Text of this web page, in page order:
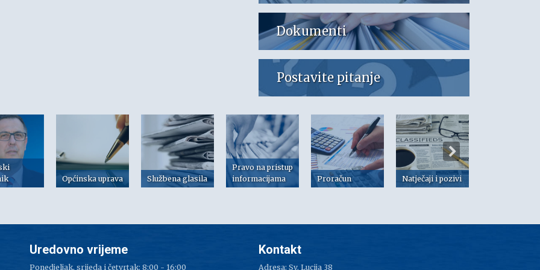
Dokumenti
Postavite pitanje
Općinska uprava Službena glasila
Pravo na pristup
informacijama
Proračun Natječaji i pozivi
Uredovno vrijeme
Ponedjeljak, srijeda i četvrtak: 8:00 - 16:00
Kontakt
Adresa: Sv. Lucija 38